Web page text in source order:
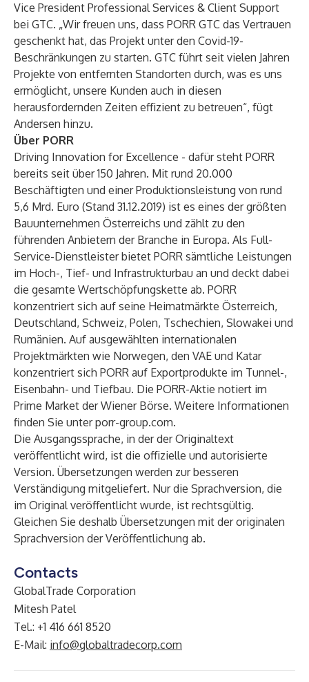
Vice President Professional Services & Client Support
bei GTC. „Wir freuen uns, dass PORR GTC das Vertrauen
geschenkt hat, das Projekt unter den Covid-19-
Beschränkungen zu starten. GTC führt seit vielen Jahren
Projekte von entfernten Standorten durch, was es uns
ermöglicht, unsere Kunden auch in diesen
herausfordernden Zeiten effizient zu betreuen“, fügt
Andersen hinzu.
Über PORR
Driving Innovation for Excellence - dafür steht PORR
bereits seit über 150 Jahren. Mit rund 20.000
Beschäftigten und einer Produktionsleistung von rund
5,6 Mrd. Euro (Stand 31.12.2019) ist es eines der größten
Bauunternehmen Österreichs und zählt zu den
führenden Anbietern der Branche in Europa. Als Full-
Service-Dienstleister bietet PORR sämtliche Leistungen
im Hoch-, Tief- und Infrastrukturbau an und deckt dabei
die gesamte Wertschöpfungskette ab. PORR
konzentriert sich auf seine Heimatmärkte Österreich,
Deutschland, Schweiz, Polen, Tschechien, Slowakei und
Rumänien. Auf ausgewählten internationalen
Projektmärkten wie Norwegen, den VAE und Katar
konzentriert sich PORR auf Exportprodukte im Tunnel-,
Eisenbahn- und Tiefbau. Die PORR-Aktie notiert im
Prime Market der Wiener Börse. Weitere Informationen
finden Sie unter porr-group.com.
Die Ausgangssprache, in der der Originaltext
veröffentlicht wird, ist die offizielle und autorisierte
Version. Übersetzungen werden zur besseren
Verständigung mitgeliefert. Nur die Sprachversion, die
im Original veröffentlicht wurde, ist rechtsgültig.
Gleichen Sie deshalb Übersetzungen mit der originalen
Sprachversion der Veröffentlichung ab.
Contacts
GlobalTrade Corporation
Mitesh Patel
Tel.: +1 416 661 8520
E-Mail: info@globaltradecorp.com